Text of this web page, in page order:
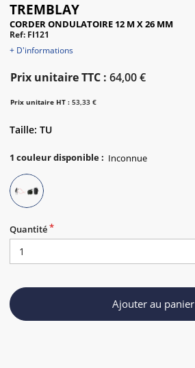
TREMBLAY
CORDER ONDULATOIRE 12 M X 26 MM
Ref: FI121
+ D'informations
Prix unitaire TTC : 64,00 €
Prix unitaire HT : 53,33 €
Taille: TU
1 couleur disponible:
Quantité
Ajouter au panier